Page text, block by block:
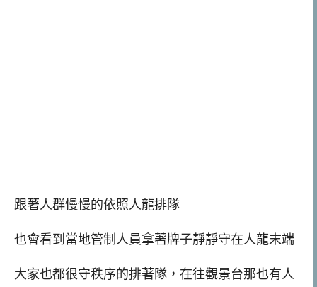
跟著人群慢慢的依照人龍排隊
也會看到當地管制人員拿著牌子靜靜守在人龍末端
大家也都很守秩序的排著隊，在往觀景台那也有人